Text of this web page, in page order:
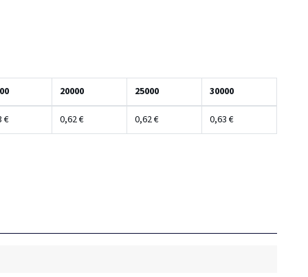
20000 25000 30000
€ 0,62 € 0,62 € 0,63 €